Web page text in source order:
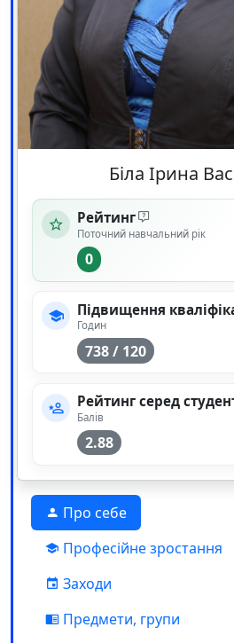
Біла Ірина
Рейтинг
Поточний навчальний рік
0
Підвищення
Годин
738 / 120
Рейтинг серед
Балів
2.88
Про себе
Професійне зростання
Заходи
Предмети, групи